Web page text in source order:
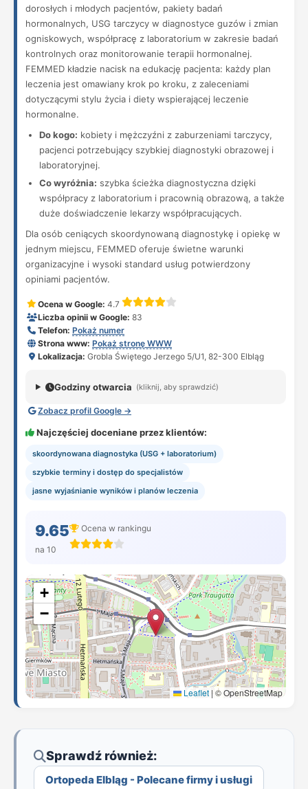
dorosłych i młodych pacjentów, pakiety badań
hormonalnych, USG tarczycy w diagnostyce guzów i zmian
ogniskowych, współpracę z laboratorium w zakresie badań
kontrolnych oraz monitorowanie terapii hormonalnej.
FEMMED kładzie nacisk na edukację pacjenta: każdy plan
leczenia jest omawiany krok po kroku, z zaleceniami
dotyczącymi stylu życia i diety wspierającej leczenie
hormonalne.
Do kogo: kobiety i mężczyźni z zaburzeniami tarczycy,
pacjenci potrzebujący szybkiej diagnostyki obrazowej i
laboratoryjnej.
Co wyróżnia: szybka ścieżka diagnostyczna dzięki
współpracy z laboratorium i pracownią obrazową, a także
duże doświadczenie lekarzy współpracujących.
Dla osób ceniących skoordynowaną diagnostykę i opiekę w
jednym miejscu, FEMMED oferuje świetne warunki
organizacyjne i wysoki standard usług potwierdzony
opiniami pacjentów.
Ocena w Google: 4.7
Liczba opinii w Google: 83
Telefon: Pokaż numer
Strona www: Pokaż stronę WWW
Lokalizacja: Grobla Świętego Jerzego 5/U1, 82-300 Elbląg
Godziny otwarcia (kliknij, aby sprawdzić)
Zobacz profil Google →
Najczęściej doceniane przez klientów:
skoordynowana diagnostyka (USG + laboratorium)
szybkie terminy i dostęp do specjalistów
jasne wyjaśnianie wyników i planów leczenia
9.65
na 10
Ocena w rankingu
+
−
Leaflet | © OpenStreetMap
Sprawdź również:
Ortopeda Elbląg - Polecane firmy i usługi